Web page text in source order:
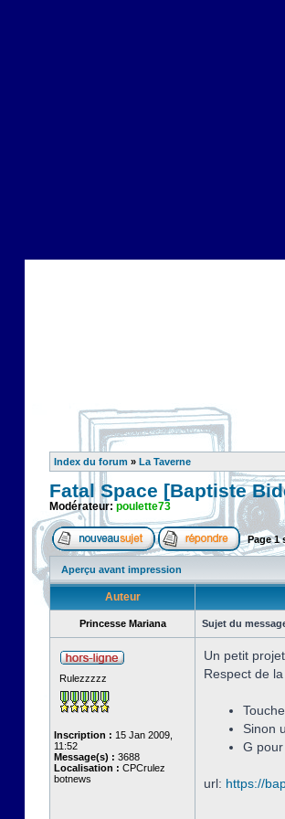
Index du forum » La Taverne
Fatal Space [Baptiste
Modérateur: poulette73
Page1
Aperçu avant impression
Auteur
Princesse Mariana Sujet du
Rulezzzzz
Inscription : 15 Jan 2009,
11:52
Message(s) : 3688
Localisation : CPCrulez
botnews
Un petit
Respect de
Sinon
G
url: https://